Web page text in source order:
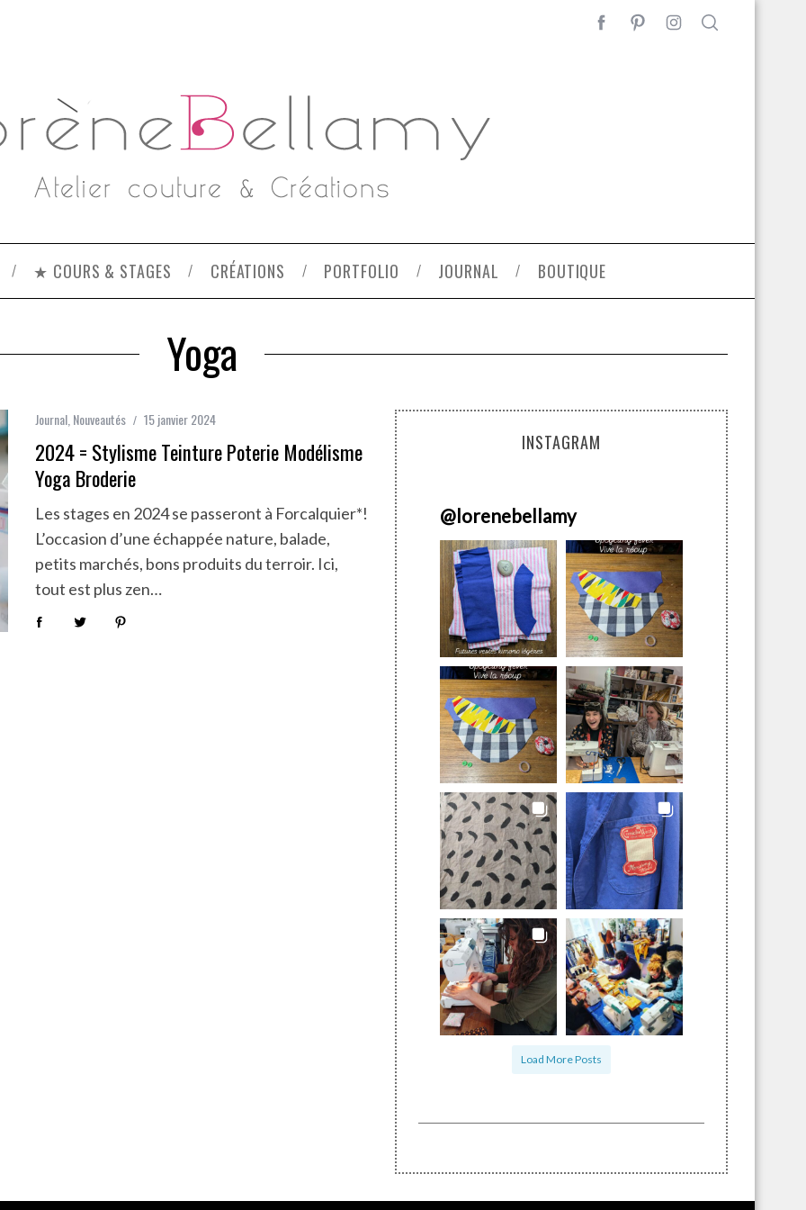
★ COURS & STAGES CRÉATIONS PORTFOLIO JOURNAL BOUTIQUE
Yoga
Journal Nouveautés 15 janvier 2024
2024 = Stylisme Teinture Poterie Modélisme
Yoga Broderie
Les stages en 2024 se passeront à Forcalquier*!
L’occasion d’une échappée nature, balade,
petits marchés, bons produits du terroir. Ici,
tout est plus zen…
INSTAGRAM
@lorenebellamy
Load More Posts